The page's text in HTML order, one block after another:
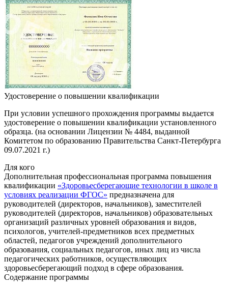
Удостоверение о повышении квалификации
При условии успешного прохождения программы выдается
удостоверение о повышении квалификации установленного
образца. (на основании Лицензии № 4484, выданной
Комитетом по образованию Правительства Санкт-Петербурга
09.07.2021 г.)
Для кого
Дополнительная профессиональная программа повышения
квалификации «Здоровьесберегающие технологии в школе в
условиях реализации ФГОС» предназначена для
руководителей (директоров, начальников), заместителей
руководителей (директоров, начальников) образовательных
организаций различных уровней образования и видов,
психологов, учителей-предметников всех предметных
областей, педагогов учреждений дополнительного
образования, социальных педагогов, иных лиц из числа
педагогических работников, осуществляющих
здоровьесберегающий подход в сфере образования.
Содержание программы